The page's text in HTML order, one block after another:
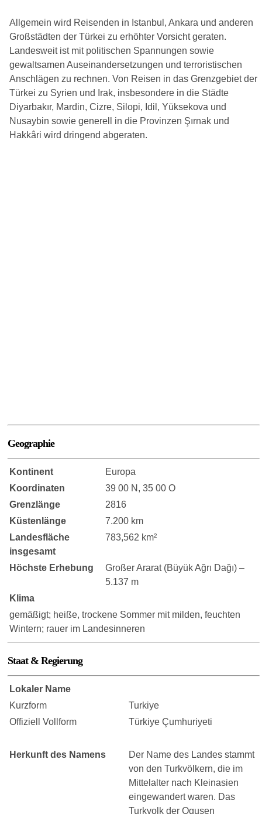
Allgemein wird Reisenden in Istanbul, Ankara und anderen
Großstädten der Türkei zu erhöhter Vorsicht geraten.
Landesweit ist mit politischen Spannungen sowie
gewaltsamen Auseinandersetzungen und terroristischen
Anschlägen zu rechnen. Von Reisen in das Grenzgebiet der
Türkei zu Syrien und Irak, insbesondere in die Städte
Diyarbakır, Mardin, Cizre, Silopi, Idil, Yüksekova und
Nusaybin sowie generell in die Provinzen Şırnak und
Hakkâri wird dringend abgeraten.
Geographie
Kontinent
Europa
Koordinaten
39 00 N, 35 00 O
Grenzlänge
2816
Küstenlänge
7.200 km
Landesfläche
insgesamt
783,562 km²
Höchste Erhebung
Großer Ararat (Büyük Ağrı Dağı) –
5.137 m
Klima
gemäßigt; heiße, trockene Sommer mit milden, feuchten
Wintern; rauer im Landesinneren
Staat & Regierung
Lokaler Name
Kurzform
Turkiye
Offiziell Vollform
Türkiye Çumhuriyeti
Herkunft des Namens
Der Name des Landes stammt
von den Turkvölkern, die im
Mittelalter nach Kleinasien
eingewandert waren. Das
Turkvolk der Ogusen